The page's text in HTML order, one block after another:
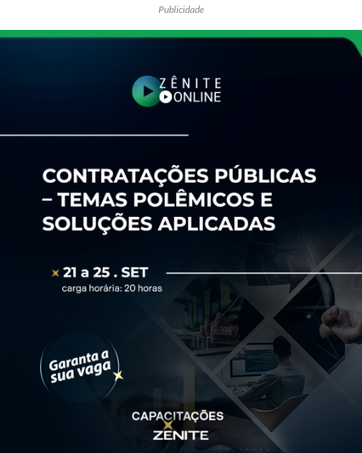
Publicidade